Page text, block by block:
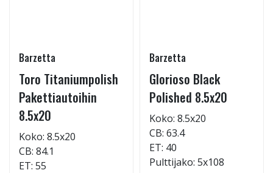
Barzetta
Toro Titaniumpolish
Pakettiautoihin
8.5x20
Koko: 8.5x20
CB: 84.1
ET: 55
Barzetta
Glorioso Black
Polished 8.5x20
Koko: 8.5x20
CB: 63.4
ET: 40
Pulttijako: 5x108